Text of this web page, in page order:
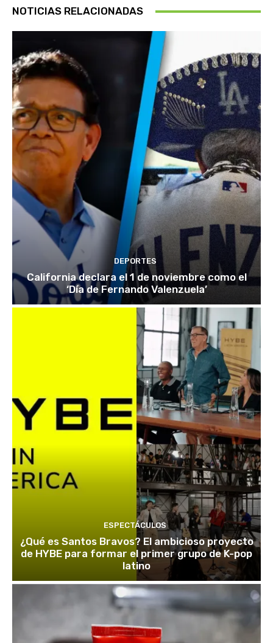
NOTICIAS RELACIONADAS
DEPORTES
California declara el 1 de noviembre como el
‘Día de Fernando Valenzuela’
ESPECTÁCULOS
¿Qué es Santos Bravos? El ambicioso proyecto
de HYBE para formar el primer grupo de K-pop
latino